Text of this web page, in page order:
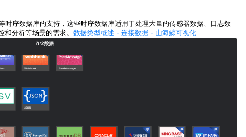
序数据库的支持，这些时序数据库适用于处理大量的传感器数据、日志数
分析等场景的需求。 数据类型概述 - 连接数据 - 山海鲸可视化